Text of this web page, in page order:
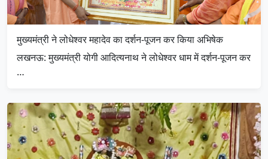
मुख्यमंत्री ने लोधेश्वर महादेव का दर्शन-पूजन कर किया अभिषेक
लखनऊ: मुख्यमंत्री योगी आदित्यनाथ ने लोधेश्वर धाम में दर्शन-पूजन कर
…